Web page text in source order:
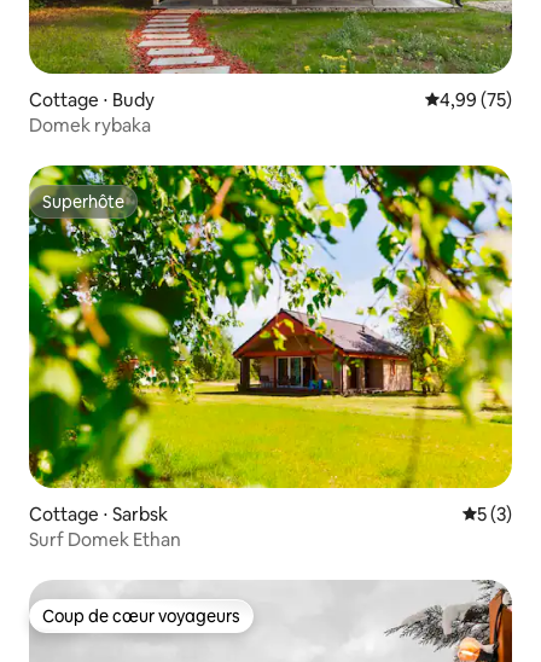
Cottage ⋅ Budy Évaluation
4,99 (75)
Domek rybaka
Superhôte
Superhôte
Cottage ⋅ Sarbsk
5 (3)
Surf Domek Ethan
Coup de cœur voyageurs
Coup de cœur voyageurs